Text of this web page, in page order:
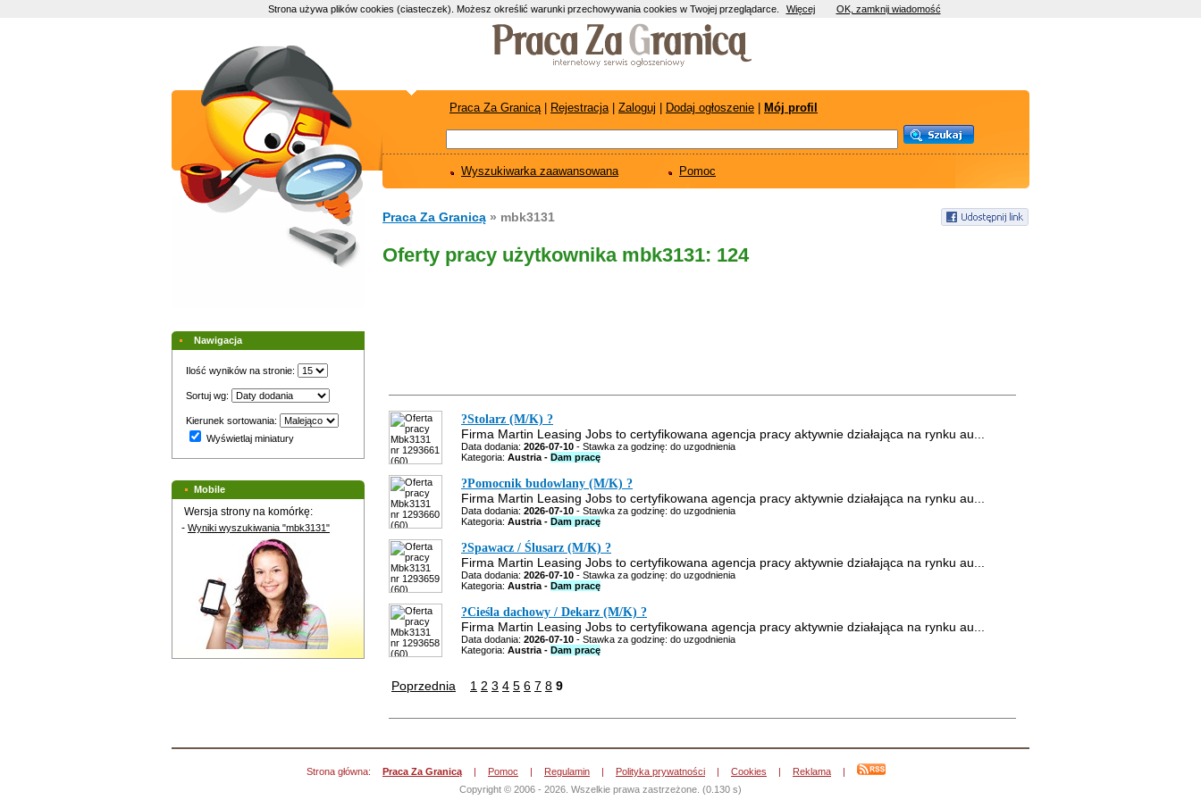
Praca Za Granicą| Rejestracja| Zaloguj Dodaj ogłoszenie Mój profil
Wyszukiwarka zaawansowana Pomoc
Praca Za Granicą » mbk3131
Oferty pracy użytkownika mbk3131: 124
?Stolarz (M/K) ?
Firma Martin Leasing Jobs to certyfikowana agencja pracy aktywnie działająca na rynku au...
Data dodania: 2026-07-10 - Stawka za godzinę: do uzgodnienia
Kategoria: Austria - Dam pracę
?Pomocnik budowlany (M/K) ?
Firma Martin Leasing Jobs to certyfikowana agencja pracy aktywnie działająca na rynku au...
Data dodania: 2026-07-10 - Stawka za godzinę: do uzgodnienia
Kategoria: Austria - Dam pracę
?Spawacz / Ślusarz (M/K) ?
Firma Martin Leasing Jobs to certyfikowana agencja pracy aktywnie działająca na rynku au...
Data dodania: 2026-07-10 - Stawka za godzinę: do uzgodnienia
Kategoria: Austria - Dam pracę
?Cieśla dachowy / Dekarz (M/K) ?
Firma Martin Leasing Jobs to certyfikowana agencja pracy aktywnie działająca na rynku au...
Data dodania: 2026-07-10 - Stawka za godzinę: do uzgodnienia
Kategoria: Austria - Dam pracę
Poprzednia 1 2 3 4 5 6 7 8 9
Nawigacja
Ilość wyników na stronie:
Sortuj wg:
Kierunek sortowania:
Wyświetlaj miniatury
Mobile
Wersja strony na komórkę:
- Wyniki wyszukiwania "mbk3131"
Strona główna: Praca Za Granicą | Pomoc | Regulamin | Polityka prywatności | Cookies | Reklama
|
Copyright © 2006 - 2026. Wszelkie prawa zastrzeżone. (0.130 s)
Strona używa plików cookies (ciasteczek). Możesz określić warunki przechowywania cookies w Twojej przeglądarce. Więcej OK, zamknij wiadomość